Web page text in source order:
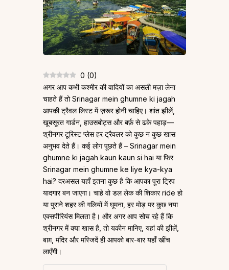
0 (0)
अगर आप कभी कश्मीर की वादियों का असली मज़ा लेना
चाहते हैं तो Srinagar mein ghumne ki jagah
आपकी ट्रैवल लिस्ट में ज़रूर होनी चाहिए। शांत झीलें,
खूबसूरत गार्डन, हाउसबोट्स और बर्फ़ से ढके पहाड़—
श्रीनगर टूरिस्ट प्लेस हर ट्रैवलर को कुछ न कुछ खास
अनुभव देते हैं। कई लोग पूछते हैं – Srinagar mein
ghumne ki jagah kaun kaun si hai या फिर
Srinagar mein ghumne ke liye kya-kya
hai? दरअसल यहाँ इतना कुछ है कि आपका पूरा ट्रिप
यादगार बन जाएगा। चाहे वो डल लेक की शिकार ride हो
या पुराने शहर की गलियों में घूमना, हर मोड़ पर कुछ नया
एक्सपीरियंस मिलता है। और अगर आप सोच रहे हैं कि
श्रीनगर में क्या खास है, तो यकीन मानिए, यहां की झीलें,
बाग़, मंदिर और मस्जिदें ही आपको बार-बार यहाँ खींच
लाएँगी।